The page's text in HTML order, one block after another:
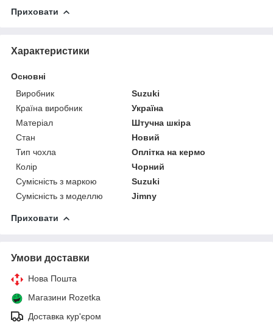
Приховати
Характеристики
Основні
Виробник
Suzuki
Країна виробник
Україна
Матеріал
Штучна шкіра
Стан
Новий
Тип чохла
Оплітка на кермо
Колір
Чорний
Сумісність з маркою
Suzuki
Сумісність з моделлю
Jimny
Приховати
Умови доставки
Нова Пошта
Магазини Rozetka
Доставка кур'єром